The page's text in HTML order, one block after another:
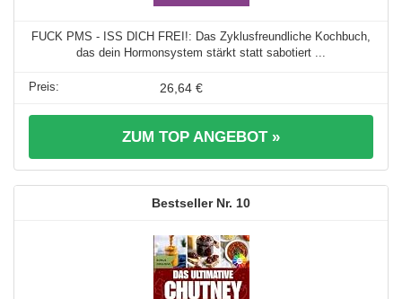
FUCK PMS - ISS DICH FREI!: Das Zyklusfreundliche Kochbuch,
das dein Hormonsystem stärkt statt sabotiert ...
26,64 €
ZUM TOP ANGEBOT »
10